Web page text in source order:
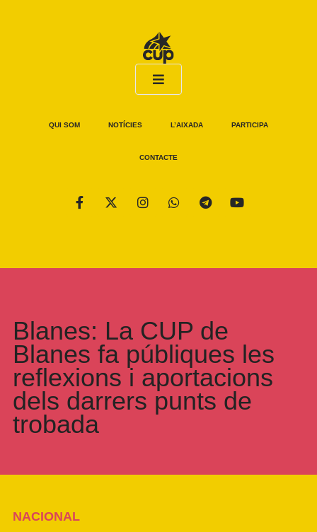
QUI SOM NOTÍCIES L’AIXADA PARTICIPA
CONTACTE
Blanes: La CUP de
Blanes fa públiques les
reflexions i aportacions
dels darrers punts de
trobada
NACIONAL